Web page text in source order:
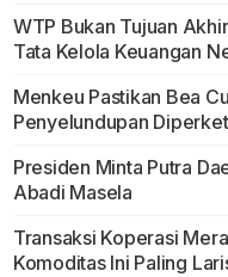
WTP Bukan Tujuan
Tata Kelola Keuangan
Menkeu Pastikan Bea
Penyelundupan
Presiden Minta Putra
Abadi Masela
Transaksi Koperasi
Komoditas Ini Paling